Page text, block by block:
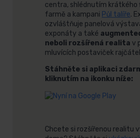
centra, shlédnutím krátkého
farmě a kampani Půl talíře.
ozvláštňuje panelová
exponáty a také
neboli rozšířená realita v
mluvících postaviček
Stáhněte si aplikaci
kliknutím na ikonku níže:
Chcete si rozšířenou realitu